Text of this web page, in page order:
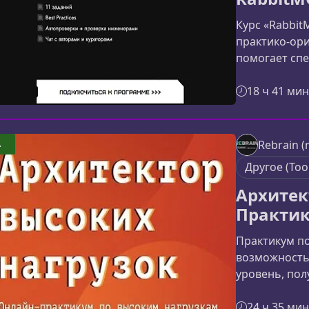
Курс
помогает
сообщений,
Материал
операций до
RabbitMQ в
рассчитано
системами,
18 ч 41 мин
Rebrain
Другое
Практикум
уровень,